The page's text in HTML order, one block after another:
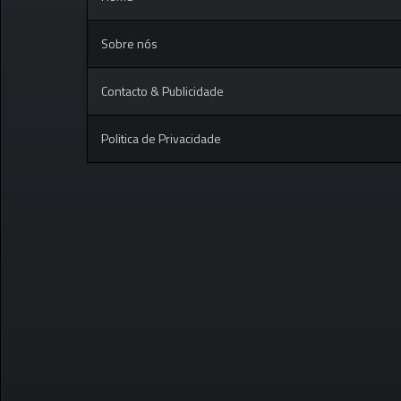
Sobre nós
Contacto & Publicidade
Politica de Privacidade